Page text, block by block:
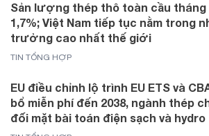
Sản lượng thép thô toàn cầu tháng
1,7%; Việt Nam tiếp tục nằm trong
trưởng cao nhất thế giới
TIN TỔNG HỢP
EU điều chỉnh lộ trình EU ETS và
bổ miễn phí đến 2038, ngành thép
đối mặt bài toán điện sạch và hydro